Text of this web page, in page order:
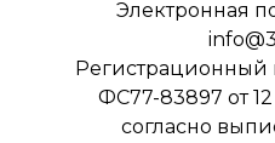
Электронная
ФС77-83897 от
согласно